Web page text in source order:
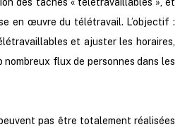
en œuvre du télétravail. L’objectif :
et ajuster les horaires,
flux de personnes dans les
pas être totalement réalisées